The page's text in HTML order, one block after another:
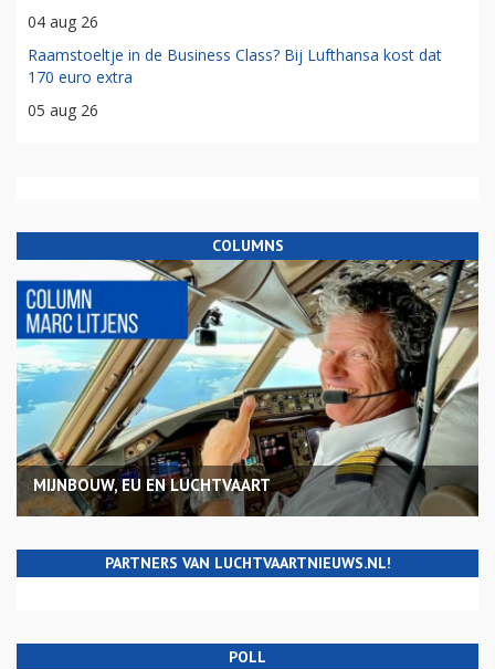
04 aug 26
Raamstoeltje in de Business Class? Bij Lufthansa kost dat
170 euro extra
05 aug 26
COLUMNS
MIJNBOUW, EU EN LUCHTVAART
PARTNERS VAN LUCHTVAARTNIEUWS.NL!
POLL